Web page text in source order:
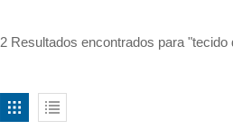
2 Resultados encontrados para